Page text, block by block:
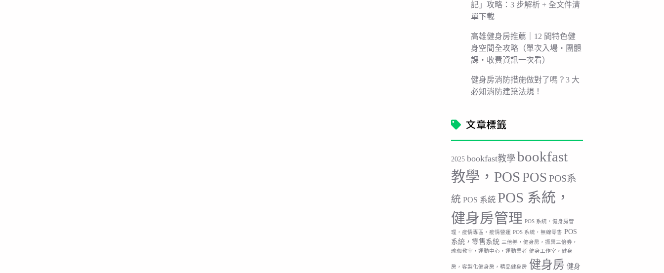
記」攻略：3 步解析 + 全文件清
單下載
高雄健身房推薦｜12 間特色健
身空間全攻略（單次入場・團體
課・收費資訊一次看）
健身房消防措施做對了嗎？3 大
必知消防建築法規！
文章標籤
2025 bookfast教學 bookfast
教學，POS POS POS系
統 POS 系統 POS 系統，
健身房管理 POS 系統，健身房管
理，疫情專區，疫情營運 POS 系統，無線零售 POS
系統，零售系統 三倍券，健身房，振興三倍券，
瑜珈教室，運動中心，運動業者 健身工作室，健身
房，客製化健身房，精品健身房 健身房 健身